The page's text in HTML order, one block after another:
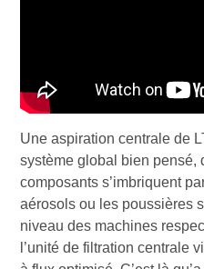
Une aspiration centrale de
système global bien pensé,
composants s’imbriquent
aérosols ou les poussières
niveau des machines
l’unité de filtration centrale